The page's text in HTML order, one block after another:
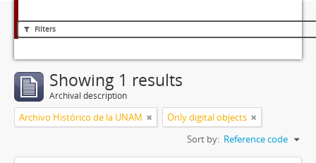
Filters
Showing 1 results
Archival description
Archivo Histórico de la UNAM
Only digital objects
Sort by: Reference code